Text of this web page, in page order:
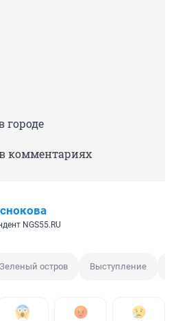
городе
комментариях
NGS55.RU
Зеленый остров Выступление